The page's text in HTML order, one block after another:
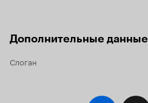
Дополнительные данные
Слоган